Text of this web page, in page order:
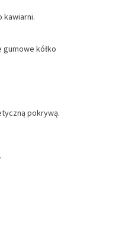
kawiarni.
kółko
pokrywą.